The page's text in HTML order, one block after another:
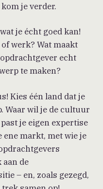
je verder.
je écht goed kan!
werk? Wat maakt
echt
te maken?
Kies één land dat je
Waar wil je de cultuur
je eigen expertise
ene markt, met wie je
de
– en, zoals gezegd,